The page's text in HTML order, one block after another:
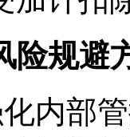
险规避
部管